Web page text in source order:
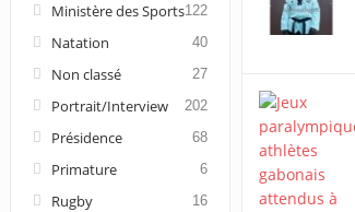
Ministère des Sports122
Natation 40
Non classé 27
Portrait/Interview 202
Présidence 68
Primature 6
Rugby 16